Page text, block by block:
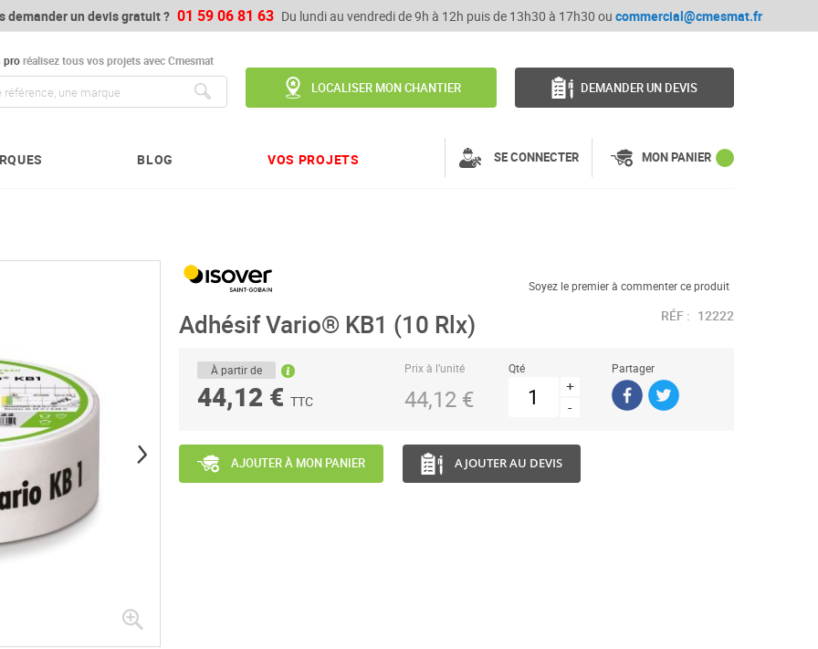
demander un devis gratuit ? 01 59 06 81 63 Du lundi au vendredi de 9h à 12h puis de 13h30 à 17h30 ou commercial@cmesmat.fr
proréalisez tous vos projets avec Cmesmat
LOCALISER MON CHANTIER DEMANDER UN DEVIS
BLOG VOS PROJETS SE CONNECTER MON PANIER
Soyez le premier à commenter ce produit
Adhésif Vario® KB1 (10 Rlx) RÉF : 12222
À partir de
44,12 € TTC
Prix à l’unité
44,12 €
Qté
+
-
Partager
AJOUTER À MON PANIER AJOUTER AU DEVIS